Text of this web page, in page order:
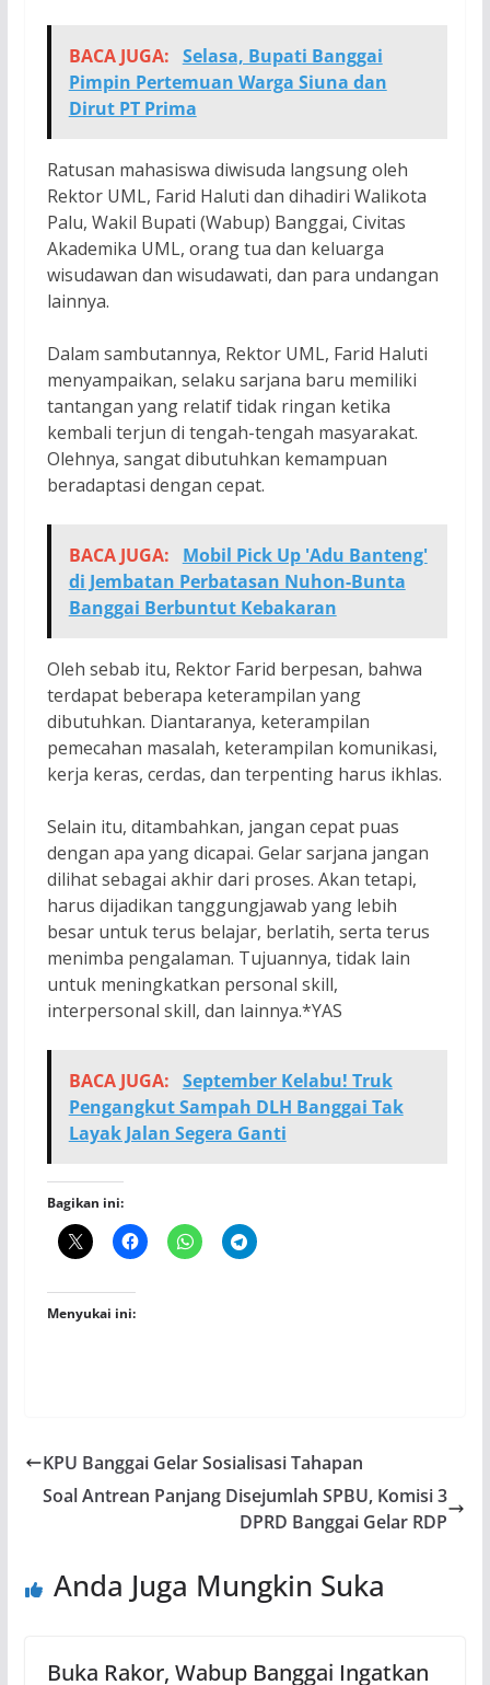
BACA JUGA: Selasa, Bupati Banggai
Pimpin Pertemuan Warga Siuna dan
Dirut PT Prima
Ratusan mahasiswa diwisuda langsung oleh
Rektor UML, Farid Haluti dan dihadiri Walikota
Palu, Wakil Bupati (Wabup) Banggai, Civitas
Akademika UML, orang tua dan keluarga
wisudawan dan wisudawati, dan para undangan
lainnya.
Dalam sambutannya, Rektor UML, Farid Haluti
menyampaikan, selaku sarjana baru memiliki
tantangan yang relatif tidak ringan ketika
kembali terjun di tengah-tengah masyarakat.
Olehnya, sangat dibutuhkan kemampuan
beradaptasi dengan cepat.
BACA JUGA:
Mobil Pick Up 'Adu Banteng'
di Jembatan Perbatasan Nuhon-Bunta
Banggai Berbuntut Kebakaran
Oleh sebab itu, Rektor Farid berpesan, bahwa
terdapat beberapa keterampilan yang
dibutuhkan. Diantaranya, keterampilan
pemecahan masalah, keterampilan komunikasi,
kerja keras, cerdas, dan terpenting harus ikhlas.
Selain itu, ditambahkan, jangan cepat puas
dengan apa yang dicapai. Gelar sarjana jangan
dilihat sebagai akhir dari proses. Akan tetapi,
harus dijadikan tanggungjawab yang lebih
besar untuk terus belajar, berlatih, serta terus
menimba pengalaman. Tujuannya, tidak lain
untuk meningkatkan personal skill,
interpersonal skill, dan lainnya.*YAS
BACA JUGA: September Kelabu! Truk
Pengangkut Sampah DLH Banggai Tak
Layak Jalan Segera Ganti
Bagikan ini:
Menyukai ini:
KPU Banggai Gelar Sosialisasi Tahapan
Soal Antrean Panjang Disejumlah SPBU, Komisi 3
DPRD Banggai Gelar RDP
Anda Juga Mungkin Suka
Buka Rakor, Wabup Banggai Ingatkan